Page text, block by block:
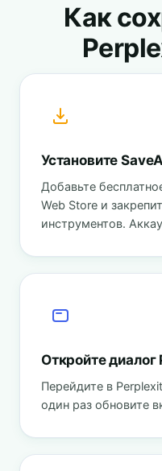
Как
Установите
Добавьте
Web Store и
инструментов.
Откройте
Перейдите в
один раз обновите